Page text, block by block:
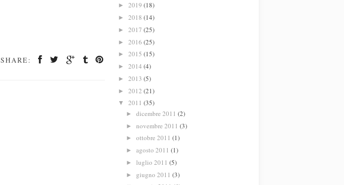
SHARE:
► 2019 (18)
► 2018 (14)
► 2017 (25)
► 2016 (25)
► 2015 (15)
► 2014 (4)
► 2013 (5)
► 2012 (21)
▼ 2011 (35)
► dicembre 2011 (2)
► novembre 2011 (3)
► ottobre 2011 (1)
► agosto 2011 (1)
► luglio 2011 (5)
► giugno 2011 (3)